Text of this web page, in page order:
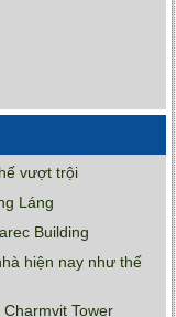
vượt trội
Láng
Building
hiện nay như thế
Tower